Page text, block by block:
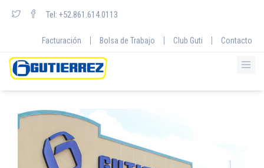
Tel: +52.861.614.0113
Facturación | Bolsa de Trabajo | Club Guti | Contacto
Inicio / Sucursales / Mapas